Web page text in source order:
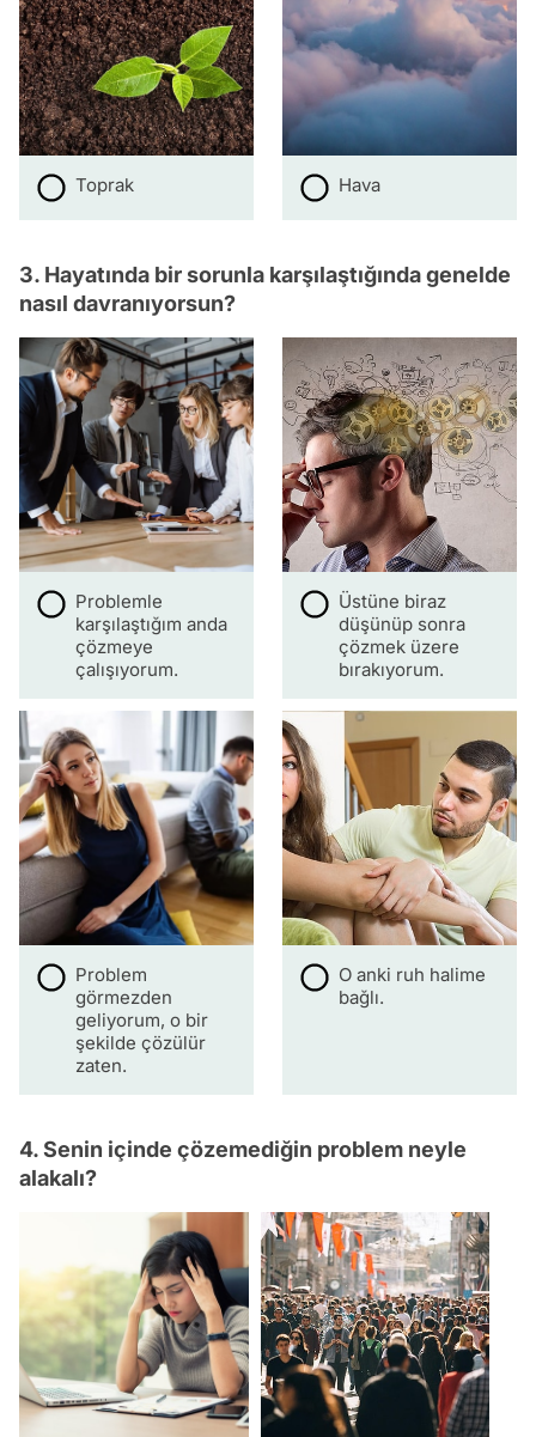
Toprak Hava
3. Hayatında bir sorunla karşılaştığında genelde
nasıl davranıyorsun?
Problemle
karşılaştığım anda
çözmeye
çalışıyorum.
Üstüne biraz
düşünüp sonra
çözmek üzere
bırakıyorum.
Problem
görmezden
geliyorum, o bir
şekilde çözülür
zaten.
O anki ruh halime
bağlı.
4. Senin içinde çözemediğin problem neyle
alakalı?